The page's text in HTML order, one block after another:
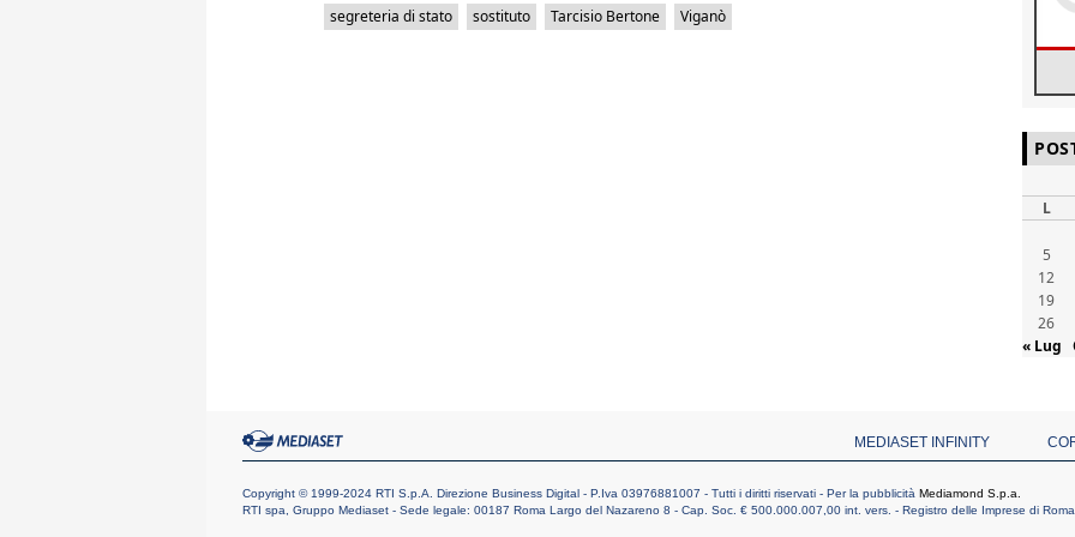
segreteria di stato
sostituto Tarcisio Bertone Viganò
L
5
12
19
26
« Lug
MEDIASET INFINITY
Copyright © 1999-2024 RTI S.p.A. Direzione Business Digital - P.Iva 03976881007 - Tutti i diritti riservati - Per la pubblicità Mediamond S.p.a.
RTI spa, Gruppo Mediaset - Sede legale: 00187 Roma Largo del Nazareno 8 - Cap. Soc. € 500.000.007,00 int. vers. - Registro delle Imprese di